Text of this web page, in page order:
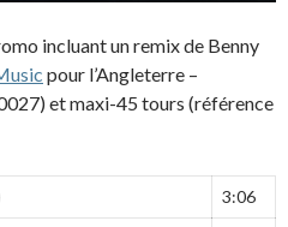
incluant un remix de Benny
pour l’Angleterre –
et maxi-45 tours (référence
3:06